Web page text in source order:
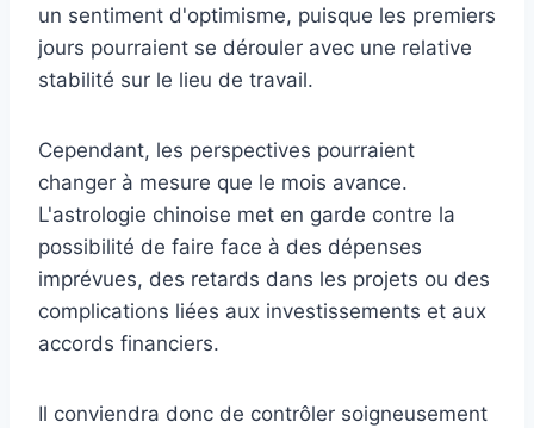
un sentiment d'optimisme, puisque les premiers
jours pourraient se dérouler avec une relative
stabilité sur le lieu de travail.
Cependant, les perspectives pourraient
changer à mesure que le mois avance.
L'astrologie chinoise met en garde contre la
possibilité de faire face à des dépenses
imprévues, des retards dans les projets ou des
complications liées aux investissements et aux
accords financiers.
Il conviendra donc de contrôler soigneusement